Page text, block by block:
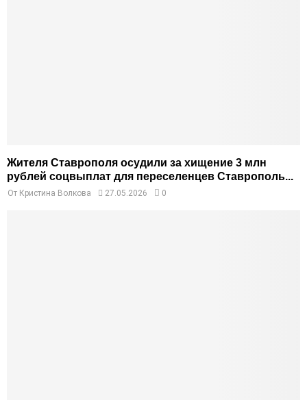
Жителя Ставрополя осудили за хищение 3 млн
рублей соцвыплат для переселенцев Ставрополь...
От Кристина Волкова 27.05.2026 0